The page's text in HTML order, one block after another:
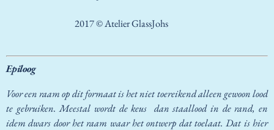
2017 © Atelier GlassJohs
Epiloog
Voor een raam op dit formaat is het niet toereikend alleen gewoon lood
te gebruiken. Meestal wordt de keus dan staallood in de rand, en
idem dwars door het raam waar het ontwerp dat toelaat. Dat is hier